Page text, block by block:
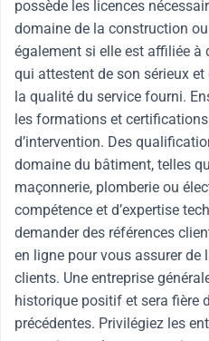
possède les licences
domaine de la construction
également si elle est affiliée à
qui attestent de son sérieux
la qualité du service fourni.
les formations et
d’intervention. Des
domaine du bâtiment, telles
maçonnerie, plomberie ou
compétence et d’expertise
demander des références
en ligne pour vous assurer
clients. Une entreprise
historique positif et sera fière
précédentes. Privilégiez les